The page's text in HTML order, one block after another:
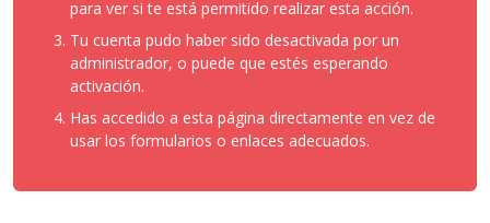
para ver si te está permitido realizar esta acción.
Tu cuenta pudo haber sido desactivada por un
administrador, o puede que estés esperando
activación.
Has accedido a esta página directamente en vez de
usar los formularios o enlaces adecuados.